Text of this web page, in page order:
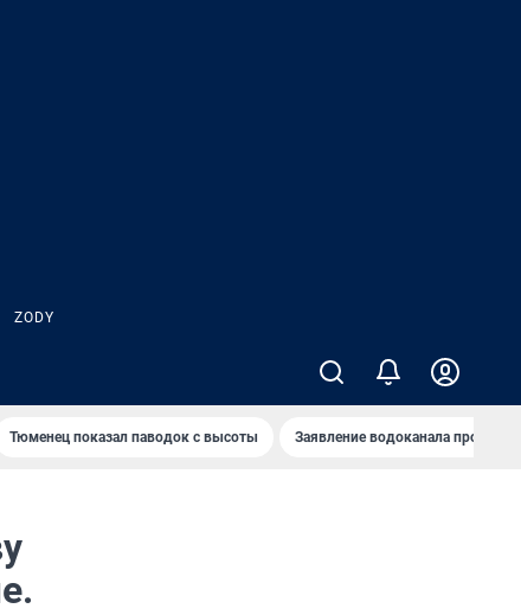
ZODY
Тюменец показал паводок с высоты Заявление водоканала про